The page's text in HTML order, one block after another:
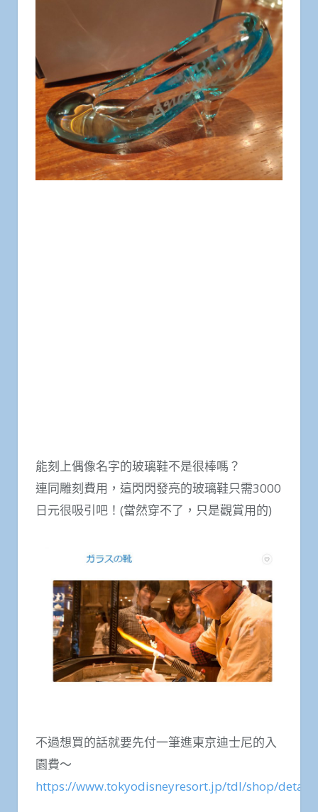
能刻上偶像名字的玻璃鞋不是很棒嗎？
連同雕刻費用，這閃閃發亮的玻璃鞋只需3000
日元很吸引吧！(當然穿不了，只是觀賞用的)
不過想買的話就要先付一筆進東京迪士尼的入
園費～
https://www.tokyodisneyresort.jp/tdl/shop/